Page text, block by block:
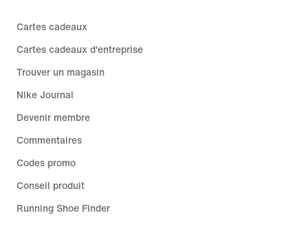
Cartes cadeaux
Cartes cadeaux d'entreprise
Trouver un magasin
Nike Journal
Devenir membre
Commentaires
Codes promo
Conseil produit
Running Shoe Finder